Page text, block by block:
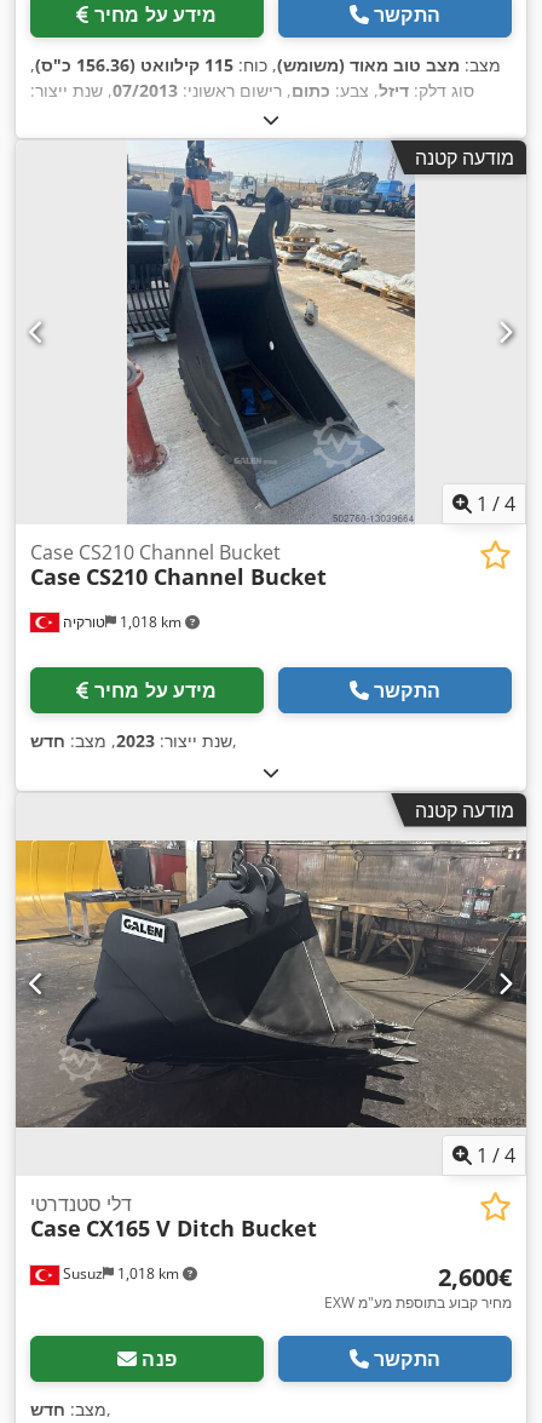
מידע על מחיר התקשר
מצב: מצב טוב מאוד (משומש), כוח: 115 קילוואט (156.36 כ"ס)
,
סוג דלק: דיזל, צבע: כתום, רישום ראשוני: 07/2013, שנת ייצור:
מודעה קטנה
1 /4
טורקיה 1,018 km
Case CS210 Channel Bucket
Case CS210 Channel Bucket
מידע על מחיר התקשר
שנת ייצור: 2023, מצב: חדש ,
מודעה קטנה
1 /4
Susuz 1,018 km
דלי סטנדרטי
Case CX165 V Ditch Bucket
‏2,600 ‏€
EXW מחיר קבוע בתוספת מע"מ
פנה התקשר
מצב: חדש ,